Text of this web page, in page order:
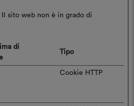
sito web non è in grado di
di
Tipo
Cookie HTTP